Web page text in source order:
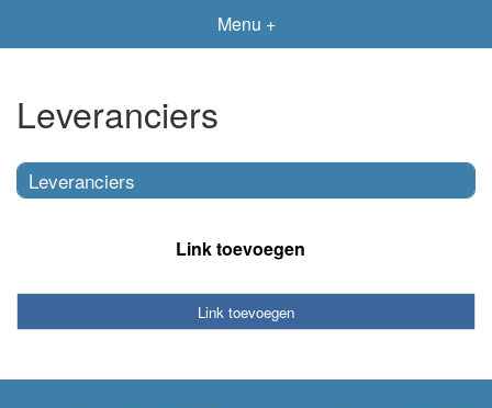
Menu +
Leveranciers
Leveranciers
Link toevoegen
Link toevoegen